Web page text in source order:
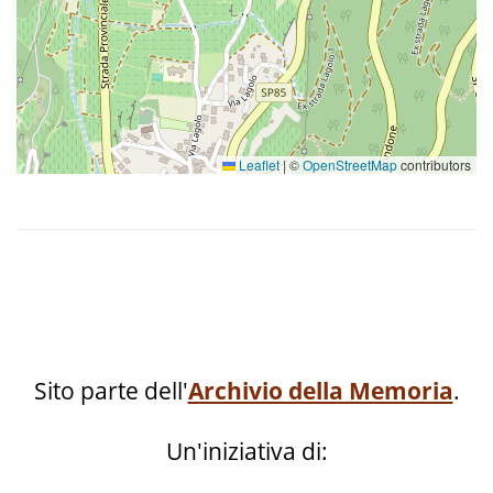
Leaflet|©OpenStreetMapcontributors
Sito parte dell'Archivio della Memoria.
Un'iniziativa di: